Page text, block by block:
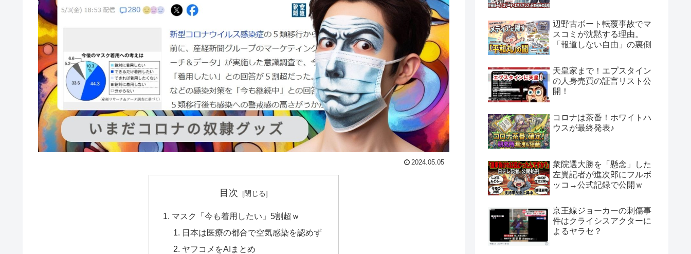
2024.05.05
目次
マスク「今も着用したい」5割超ｗ
日本は医療の都合で空気感染を認めず
ヤフコメをAIまとめ
辺野古ボート転覆事故でマ
スコミが沈黙する理由。
「報道しない自由」の裏側
天皇家まで！エプスタイン
の人身売買の証言リスト公
開！
コロナは茶番！ホワイトハ
ウスが最終発表♪
衆院選大勝を「懸念」した
左翼記者が進次郎にフルボ
ッコ→公式記録で公開ｗ
京王線ジョーカーの刺傷事
件はクライシスアクターに
よるヤラセ？